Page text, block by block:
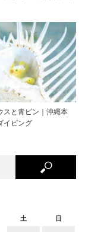
スと青ビン｜沖縄本
ビング
土 日